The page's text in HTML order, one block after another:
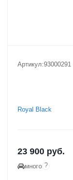
Артикул:93000291
Royal Black
23 900 руб.
много ?